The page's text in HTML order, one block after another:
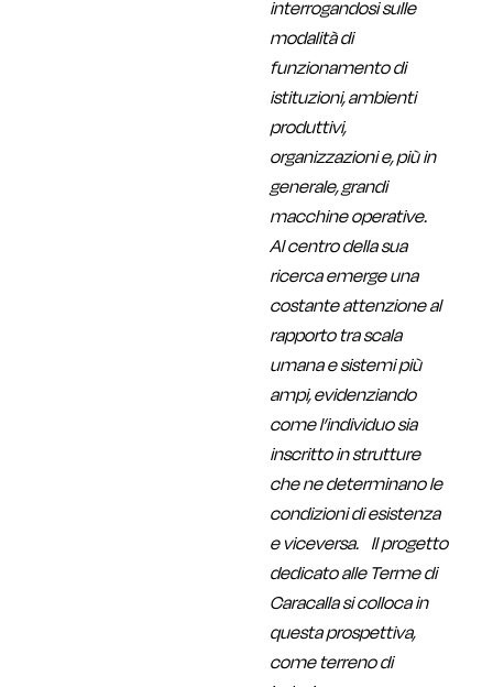
interrogandosi sulle
modalità di
funzionamento di
istituzioni, ambienti
produttivi,
organizzazioni e, più in
generale, grandi
macchine operative.
Al centro della sua
ricerca emerge una
costante attenzione al
rapporto tra scala
umana e sistemi più
ampi, evidenziando
come l’individuo sia
inscritto in strutture
che ne determinano le
condizioni di esistenza
e viceversa. Il progetto
dedicato alle Terme di
Caracalla si colloca in
questa prospettiva,
come terreno di